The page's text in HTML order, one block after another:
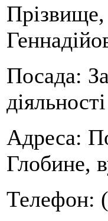
Прізвище,
Посада:
Адреса:
Глобине,
Телефон: